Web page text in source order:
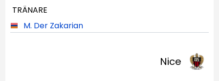
TRÄNARE
M. Der Zakarian
Nice